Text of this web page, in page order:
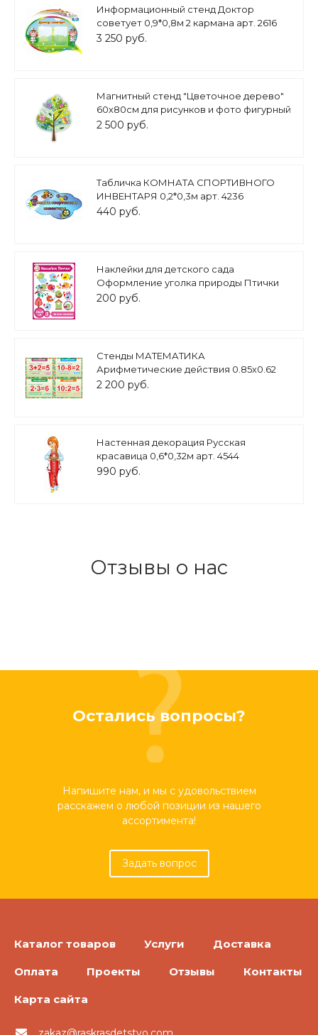
Информационный стенд Доктор
советует 0,9*0,8м 2 кармана арт. 2616
3 250 руб.
Магнитный стенд "Цветочное дерево"
60х80см для рисунков и фото фигурный
серия "Кейптаун" арт.ДЕК1227
2 500 руб.
Табличка КОМНАТА СПОРТИВНОГО
ИНВЕНТАРЯ 0,2*0,3м арт. 4236
440 руб.
Наклейки для детского сада
Оформление уголка природы Птички
0,3*0,29м арт.Н2235
200 руб.
Стенды МАТЕМАТИКА
Арифметические действия 0.85х0.62
сложение, вычитание, умножение,
2 200 руб.
Настенная декорация Русская
красавица 0,6*0,32м арт. 4544
990 руб.
Отзывы о нас
Остались вопросы?
Напишите нам, и мы с удовольствием
расскажем о любой позиции из нашего
ассортимента!
Задать вопрос
Каталог товаров Услуги Доставка
Оплата Проекты Отзывы Контакты
Карта сайта